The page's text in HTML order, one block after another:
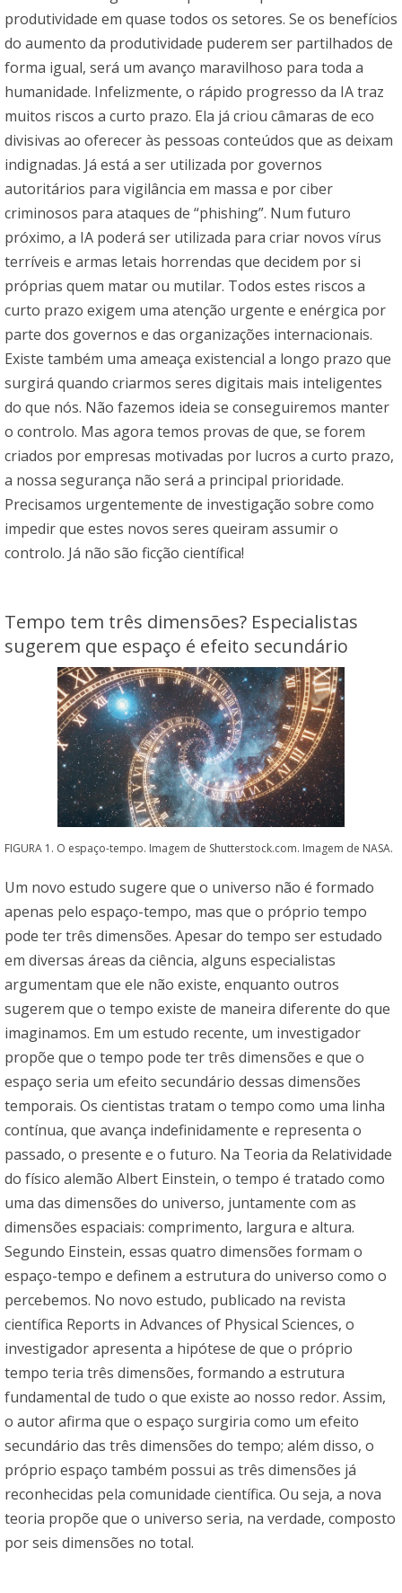
produtividade em quase todos os setores. Se os benefícios
do aumento da produtividade puderem ser partilhados de
forma igual, será um avanço maravilhoso para toda a
humanidade. Infelizmente, o rápido progresso da IA traz
muitos riscos a curto prazo. Ela já criou câmaras de eco
divisivas ao oferecer às pessoas conteúdos que as deixam
indignadas. Já está a ser utilizada por governos
autoritários para vigilância em massa e por ciber
criminosos para ataques de “phishing”. Num futuro
próximo, a IA poderá ser utilizada para criar novos vírus
terríveis e armas letais horrendas que decidem por si
próprias quem matar ou mutilar. Todos estes riscos a
curto prazo exigem uma atenção urgente e enérgica por
parte dos governos e das organizações internacionais.
Existe também uma ameaça existencial a longo prazo que
surgirá quando criarmos seres digitais mais inteligentes
do que nós. Não fazemos ideia se conseguiremos manter
o controlo. Mas agora temos provas de que, se forem
criados por empresas motivadas por lucros a curto prazo,
a nossa segurança não será a principal prioridade.
Precisamos urgentemente de investigação sobre como
impedir que estes novos seres queiram assumir o
controlo. Já não são ficção científica!
Tempo tem três dimensões? Especialistas
sugerem que espaço é efeito secundário
FIGURA 1. O espaço-tempo. Imagem de Shutterstock.com. Imagem de NASA.
Um novo estudo sugere que o universo não é formado
apenas pelo espaço-tempo, mas que o próprio tempo
pode ter três dimensões. Apesar do tempo ser estudado
em diversas áreas da ciência, alguns especialistas
argumentam que ele não existe, enquanto outros
sugerem que o tempo existe de maneira diferente do que
imaginamos. Em um estudo recente, um investigador
propõe que o tempo pode ter três dimensões e que o
espaço seria um efeito secundário dessas dimensões
temporais. Os cientistas tratam o tempo como uma linha
contínua, que avança indefinidamente e representa o
passado, o presente e o futuro. Na Teoria da Relatividade
do físico alemão Albert Einstein, o tempo é tratado como
uma das dimensões do universo, juntamente com as
dimensões espaciais: comprimento, largura e altura.
Segundo Einstein, essas quatro dimensões formam o
espaço-tempo e definem a estrutura do universo como o
percebemos. No novo estudo, publicado na revista
científica Reports in Advances of Physical Sciences, o
investigador apresenta a hipótese de que o próprio
tempo teria três dimensões, formando a estrutura
fundamental de tudo o que existe ao nosso redor. Assim,
o autor afirma que o espaço surgiria como um efeito
secundário das três dimensões do tempo; além disso, o
próprio espaço também possui as três dimensões já
reconhecidas pela comunidade científica. Ou seja, a nova
teoria propõe que o universo seria, na verdade, composto
por seis dimensões no total.